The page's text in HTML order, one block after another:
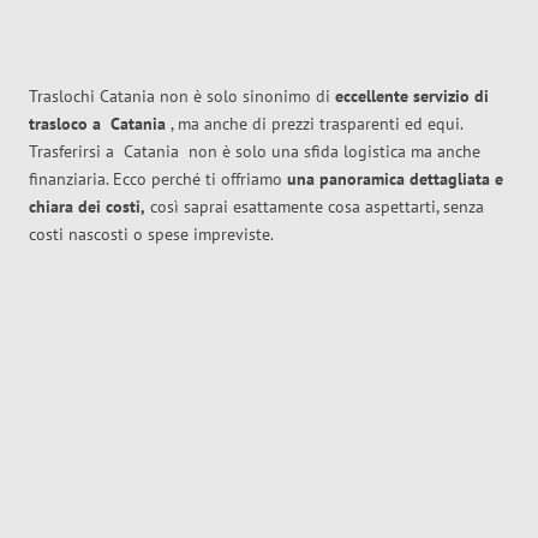
Traslochi Catania non è solo sinonimo di eccellente servizio di
trasloco a Catania , ma anche di prezzi trasparenti ed equi.
Trasferirsi a Catania non è solo una sfida logistica ma anche
finanziaria. Ecco perché ti offriamo una panoramica dettagliata e
chiara dei costi, così saprai esattamente cosa aspettarti, senza
costi nascosti o spese impreviste.